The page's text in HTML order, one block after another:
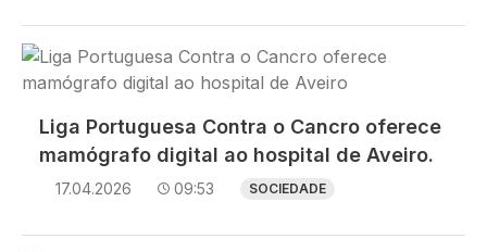
Imagem
Liga Portuguesa Contra o Cancro oferece
mamógrafo digital ao hospital de Aveiro.
17.04.2026 09:53 SOCIEDADE